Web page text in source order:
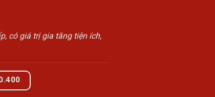
có giá trị gia tăng tiện ích,